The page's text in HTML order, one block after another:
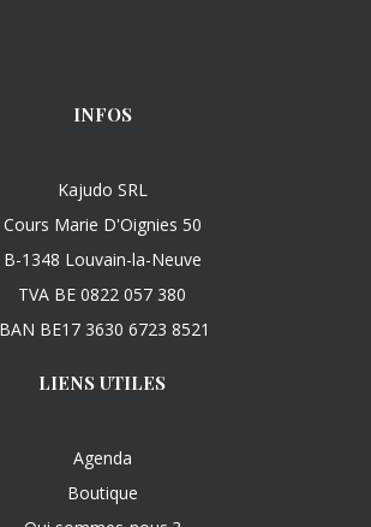
INFOS
Kajudo SRL
Cours Marie D'Oignies 50
B-1348 Louvain-la-Neuve
TVA BE 0822 057 380
BE17 3630 6723 8521
LIENS UTILES
Agenda
Boutique